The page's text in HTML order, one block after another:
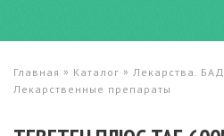
Главная » Каталог » Лекарства.
Лекарственные препараты